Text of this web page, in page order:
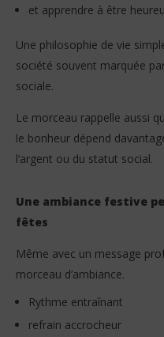
et apprendre à être
Une philosophie de vie
société souvent marquée
sociale.
Le morceau rappelle aussi
le bonheur dépend
l’argent ou du statut social.
Une ambiance festive
fêtes
Même avec un message
morceau d’ambiance.
Rythme entraînant
refrain accrocheur